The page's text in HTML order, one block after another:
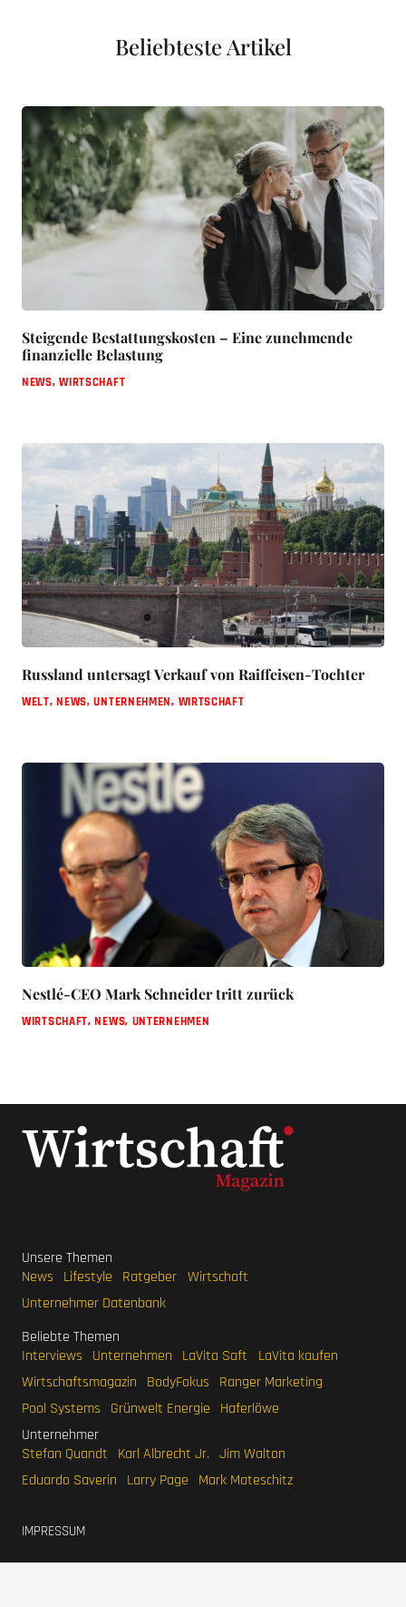
Beliebteste Artikel
Steigende Bestattungskosten – Eine zunehmende
finanzielle Belastung
NEWS,WIRTSCHAFT
Russland untersagt Verkauf von Raiffeisen-Tochter
WELT,NEWS,UNTERNEHMEN, WIRTSCHAFT
Nestlé-CEO Mark Schneider tritt zurück
WIRTSCHAFT,NEWS, UNTERNEHMEN
Unsere Themen
News
Lifestyle Ratgeber Wirtschaft
Unternehmer Datenbank
Beliebte Themen
Interviews
Unternehmen LaVita Saft
LaVita kaufen
Wirtschaftsmagazin
BodyFokus
Ranger Marketing
Pool Systems
Grünwelt Energie
Haferlöwe
Unternehmer
Stefan Quandt
Karl Albrecht Jr. Jim Walton
Eduardo Saverin
Larry Page Mark Mateschitz
IMPRESSUM